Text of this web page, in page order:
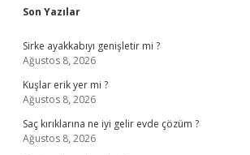
Sidebar
Son Yazılar
Sirke ayakkabıyı genişletir mi ?
Ağustos 8, 2026
Kuşlar erik yer mi ?
Ağustos 8, 2026
Saç kırıklarına ne iyi gelir evde çözüm ?
Ağustos 8, 2026